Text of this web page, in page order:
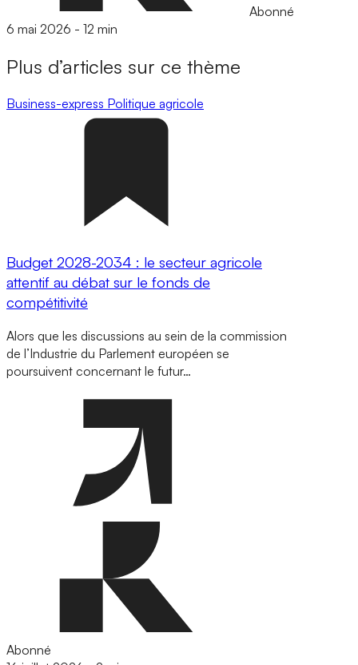
Abonné
6 mai 2026 - 12 min
Plus d’articles sur ce thème
Business-express Politique agricole
Budget 2028-2034 : le secteur agricole
attentif au débat sur le fonds de
compétitivité
Alors que les discussions au sein de la commission
de l’Industrie du Parlement européen se
poursuivent concernant le futur…
Abonné